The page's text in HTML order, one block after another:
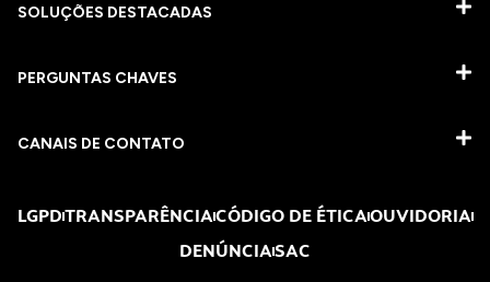
SOLUÇÕES DESTACADAS
PERGUNTAS CHAVES​
CANAIS DE CONTATO
LGPDTRANSPARÊNCIACÓDIGO DE ÉTICAOUVIDORIA
DENÚNCIASAC